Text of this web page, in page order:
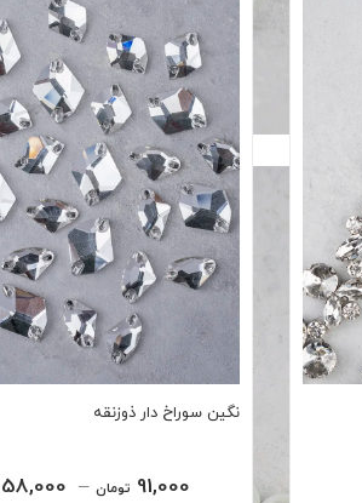
نگین سوراخ دار ذوزنقه
91,000 تومان –
58,000